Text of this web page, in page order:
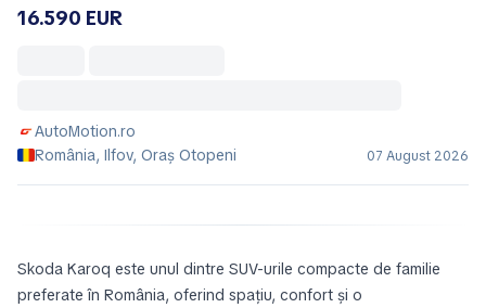
16.590 EUR
AutoMotion.ro
România, Ilfov, Oraş Otopeni
07 August 2026
Skoda Karoq este unul dintre SUV-urile compacte de familie
preferate în România, oferind spațiu, confort și o